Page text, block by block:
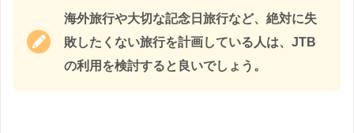
海外旅行や大切な記念日旅行など、絶対に失
敗したくない旅行を計画している人は、JTB
の利用を検討すると良いでしょう。